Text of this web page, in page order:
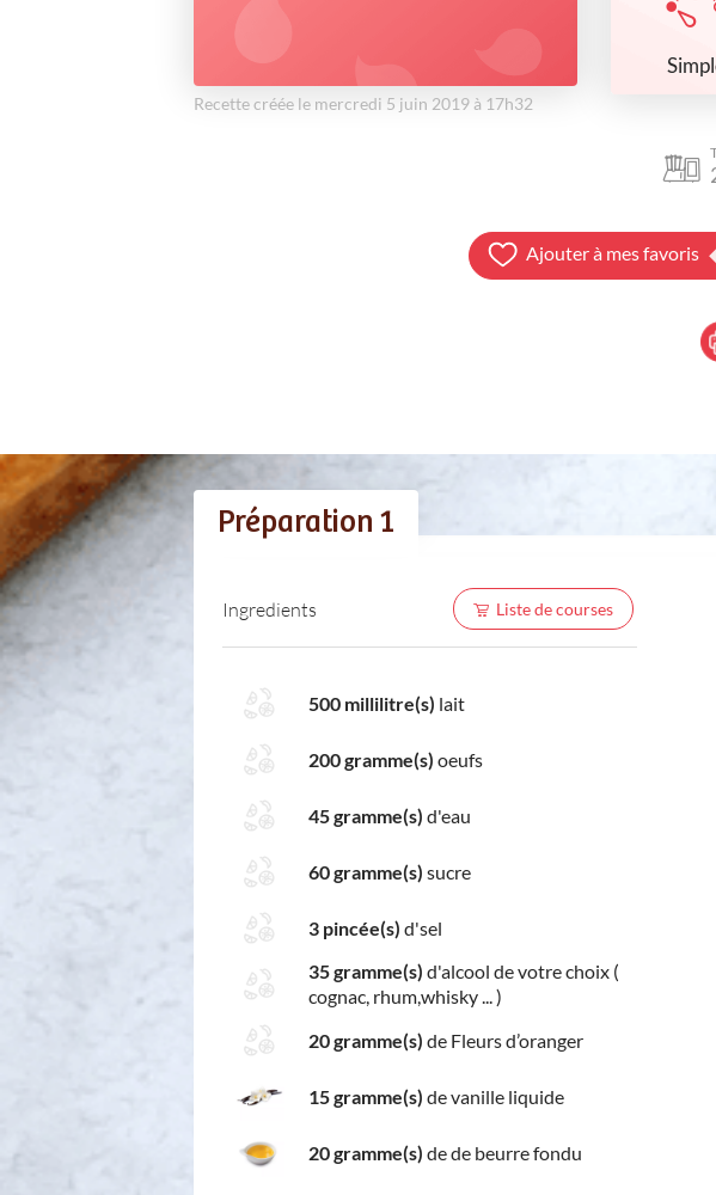
Recette créée le mercredi 5 juin 2019 à 17h32
Ajouter à mes favoris
Préparation 1
Ingredients Liste de courses
500 millilitre(s) lait
200 gramme(s) oeufs
45 gramme(s) d'eau
60 gramme(s) sucre
3 pincée(s) d'sel
35 gramme(s) d'alcool de votre choix (
cognac, rhum,whisky ... )
20 gramme(s) de Fleurs d’oranger
15 gramme(s) de vanille liquide
20 gramme(s) de de beurre fondu